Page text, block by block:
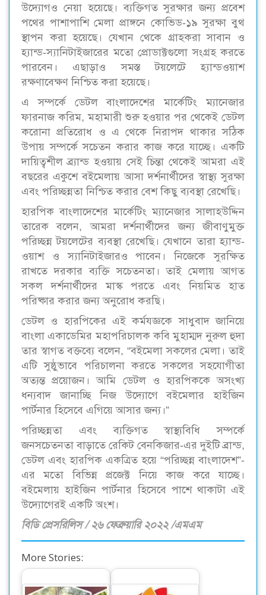
উদ্যোগও নেয়া হয়েছে। ব্যক্তিগত সুরক্ষার জন্য প্রবেশ
পথের পাশাপাশি মেলা প্রাঙ্গনে কোভিড-১৯ সুরক্ষা বুথ
স্থাপন করা হয়েছে। যেখান থেকে গ্রাহকরা সাবান ও
হ্যান্ড-স্যানিটাইজারের মতো প্রোডাক্টগুলো সংগ্রহ করতে
পারবেন। এছাড়াও সমস্ত টয়লেটে হ্যান্ডওয়াশ
রক্ষণাবেক্ষণ নিশ্চিত করা হয়েছে।
এ সম্পর্কে ডেটল বাংলাদেশের মার্কেটিং ম্যানেজার
ফারনাজ করিম, মহামারী শুরু হওয়ার পর থেকেই ডেটল
করোনা প্রতিরোধ ও এ থেকে নিরাপদ থাকার সঠিক
উপায় সম্পর্কে সচেতন করার কাজ করে যাচ্ছে। একটি
দায়িত্বশীল ব্র্যান্ড হওয়ায় সেই চিন্তা থেকেই আমরা এই
বছরের একুশে বইমেলায় আসা দর্শনার্থীদের স্বাস্থ্য সুরক্ষা
এবং পরিচ্ছন্নতা নিশ্চিত করার বেশ কিছু ব্যবস্থা রেখেছি।
হারপিক বাংলাদেশের মার্কেটিং ম্যানেজার সালাহউদ্দিন
তারেক বলেন, আমরা দর্শনার্থীদের জন্য জীবাণুমুক্ত
পরিচ্ছন্ন টয়লেটের ব্যবস্থা রেখেছি। যেখানে তারা হ্যান্ড-
ওয়াশ ও স্যানিটাইজারও পাবেন। নিজেকে সুরক্ষিত
রাখতে দরকার ব্যক্তি সচেতনতা। তাই মেলায় আগত
সকল দর্শনার্থীদের মাস্ক পরতে এবং নিয়মিত হাত
পরিষ্কার করার জন্য অনুরোধ করছি।
ডেটল ও হারপিকের এই কর্মযজ্ঞকে সাধুবাদ জানিয়ে
বাংলা একাডেমির মহাপরিচালক কবি মুহাম্মদ নুরুল হুদা
তার স্বাগত বক্তব্যে বলেন, “বইমেলা সকলের মেলা। তাই
এটি সুষ্ঠুভাবে পরিচালনা করতে সকলের সহযোগীতা
অত্যন্ত প্রয়োজন। আমি ডেটল ও হারপিককে অসংখ্য
ধন্যবাদ জানাচ্ছি নিজ উদ্যোগে বইমেলার হাইজিন
পার্টনার হিসেবে এগিয়ে আসার জন্য।”
পরিচ্ছন্নতা এবং ব্যক্তিগত স্বাস্থ্যবিধি সম্পর্কে
জনসচেতনতা বাড়াতে রেকিট বেনকিজার-এর দুইটি ব্রান্ড,
ডেটল এবং হারপিক একত্রিত হয়ে “পরিচ্ছন্ন বাংলাদেশ”-
এর মতো বিভিন্ন প্রজেক্ট নিয়ে কাজ করে যাচ্ছে।
বইমেলায় হাইজিন পার্টনার হিসেবে পাশে থাকাটা এই
উদ্যোগেরই একটি অংশ।
বিডি প্রেসরিলিস / ২৬ ফেব্রুয়ারি ২০২২ /এমএম
More Stories: